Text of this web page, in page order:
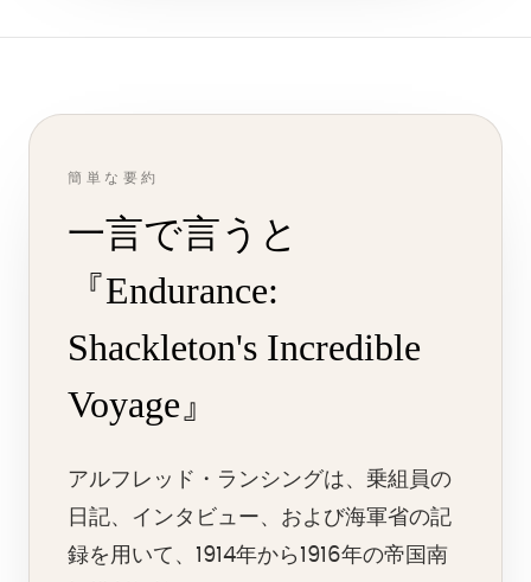
簡単な要約
一言で言うと
『Endurance:
Shackleton's Incredible
Voyage』
アルフレッド・ランシングは、乗組員の
日記、インタビュー、および海軍省の記
録を用いて、1914年から1916年の帝国南